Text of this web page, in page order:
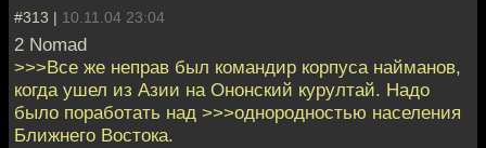
#313 | 10.11.04 23:04
2 Nomad
>>>Все же неправ был командир корпуса найманов,
когда ушел из Азии на Ононский курултай. Надо
было поработать над >>>однородностью населения
Ближнего Востока.